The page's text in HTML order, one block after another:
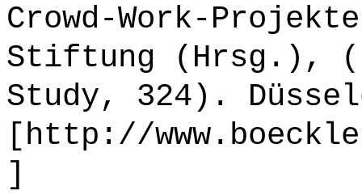
Crowd-Work-
Stiftung (Hrsg.),
Study, 324).
[http://
]